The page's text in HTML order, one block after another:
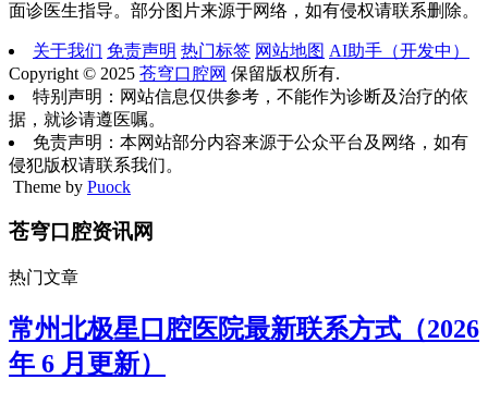
面诊医生指导。部分图片来源于网络，如有侵权请联系删除。
关于我们 免责声明 热门标签 网站地图 AI助手（开发中）
Copyright © 2025 苍穹口腔网 保留版权所有.
特别声明：网站信息仅供参考，不能作为诊断及治疗的依
据，就诊请遵医嘱。
免责声明：本网站部分内容来源于公众平台及网络，如有
侵犯版权请联系我们。
Theme by Puock
苍穹口腔资讯网
热门文章
常州北极星口腔医院最新联系方式（2026
年 6 月更新）